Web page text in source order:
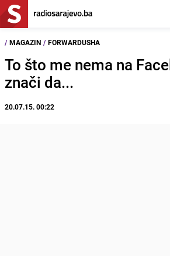
/ MAGAZIN / FORWARDUSHA
To što me nema na
znači da...
20.07.15. 00:22